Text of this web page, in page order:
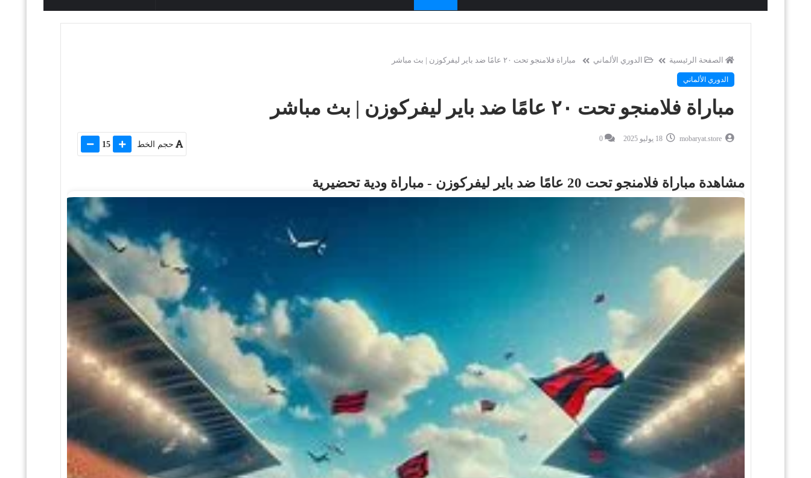
الصفحة الرئيسية الدوري الألماني مباراة فلامنجو تحت ٢٠ عامًا ضد باير ليفركوزن | بث مباشر
الدوري الألماني
مباراة فلامنجو تحت ٢٠ عامًا ضد باير ليفركوزن | بث مباشر
mobaryat.store 18 يوليو 2025 0
حجم الخط 15
مشاهدة مباراة فلامنجو تحت 20 عامًا ضد باير ليفركوزن - مباراة ودية تحضيرية